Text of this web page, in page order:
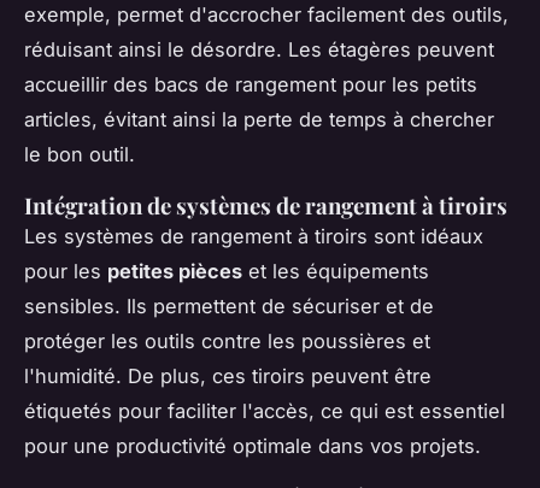
exemple, permet d'accrocher facilement des outils,
réduisant ainsi le désordre. Les étagères peuvent
accueillir des bacs de rangement pour les petits
articles, évitant ainsi la perte de temps à chercher
le bon outil.
Intégration de systèmes de rangement à tiroirs
Les systèmes de rangement à tiroirs sont idéaux
pour les petites pièces et les équipements
sensibles. Ils permettent de sécuriser et de
protéger les outils contre les poussières et
l'humidité. De plus, ces tiroirs peuvent être
étiquetés pour faciliter l'accès, ce qui est essentiel
pour une productivité optimale dans vos projets.